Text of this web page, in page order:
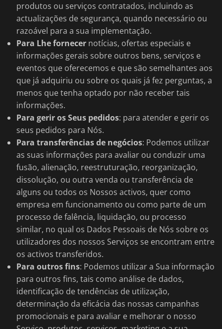
produtos ou serviços contratados, incluindo as
actualizações de segurança, quando necessário ou
razoável para a sua implementação.
Para Lhe fornecernotícias, ofertas especiais e
informações gerais sobre outros bens, serviços e
eventos que oferecemos e que são semelhantes aos
que já adquiriu ou sobre os quais já fez perguntas, a
menos que tenha optado por não receber tais
informações.
Para gerir os Seus pedidos: para atender e gerir os
seus pedidos para Nós.
Para transferências de negócios: Podemos utilizar
as suas informações para avaliar ou conduzir uma
fusão, alienação, reestruturação, reorganização,
dissolução, ou outra venda ou transferência de
alguns ou todos os Nossos activos, quer como
empresa em funcionamento ou como parte de um
processo de falência, liquidação, ou processo
similar, no qual os Dados Pessoais de Nós sobre os
utilizadores dos nossos Serviços se encontram entre
os activos transferidos.
Para outros fins: Podemos utilizar a Sua informação
para outros fins, tais como análise de dados,
identificação de tendências de utilização,
determinação da eficácia das nossas campanhas
promocionais e para avaliar e melhorar o nosso